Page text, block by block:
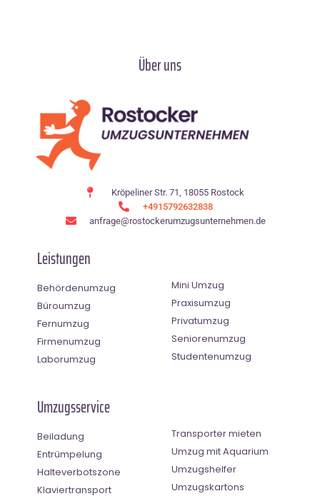
Über uns
Kröpeliner Str. 71, 18055 Rostock
+4915792632838
anfrage@rostockerumzugsunternehmen.de
Leistungen
Behördenumzug
Büroumzug
Fernumzug
Firmenumzug
Laborumzug
Mini Umzug
Praxisumzug
Privatumzug
Seniorenumzug
Studentenumzug
Umzugsservice
Beiladung
Entrümpelung
Halteverbotszone
Klaviertransport
Transporter mieten
Umzug mit Aquarium
Umzugshelfer
Umzugskartons